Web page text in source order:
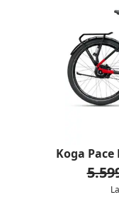
Koga Pace